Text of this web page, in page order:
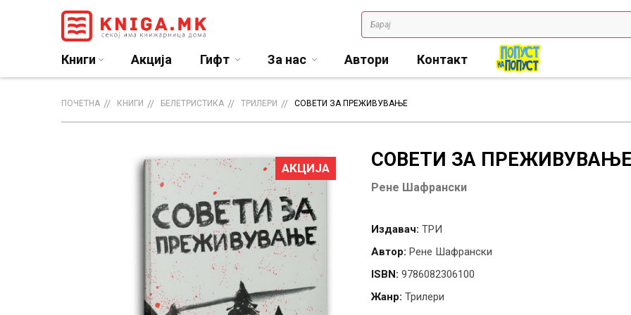
Книги Акција Гифт За нас Автори Контакт
ПОЧЕТНА КНИГИ БЕЛЕТРИСТИКА ТРИЛЕРИ СОВЕТИ ЗА ПРЕЖИВУВАЊЕ
АКЦИЈА СОВЕТИ ЗА
Рене Шафрански
Издавач: ТРИ
Автор: Рене Шафрански
ISBN: 9786082306100
Жанр: Трилери